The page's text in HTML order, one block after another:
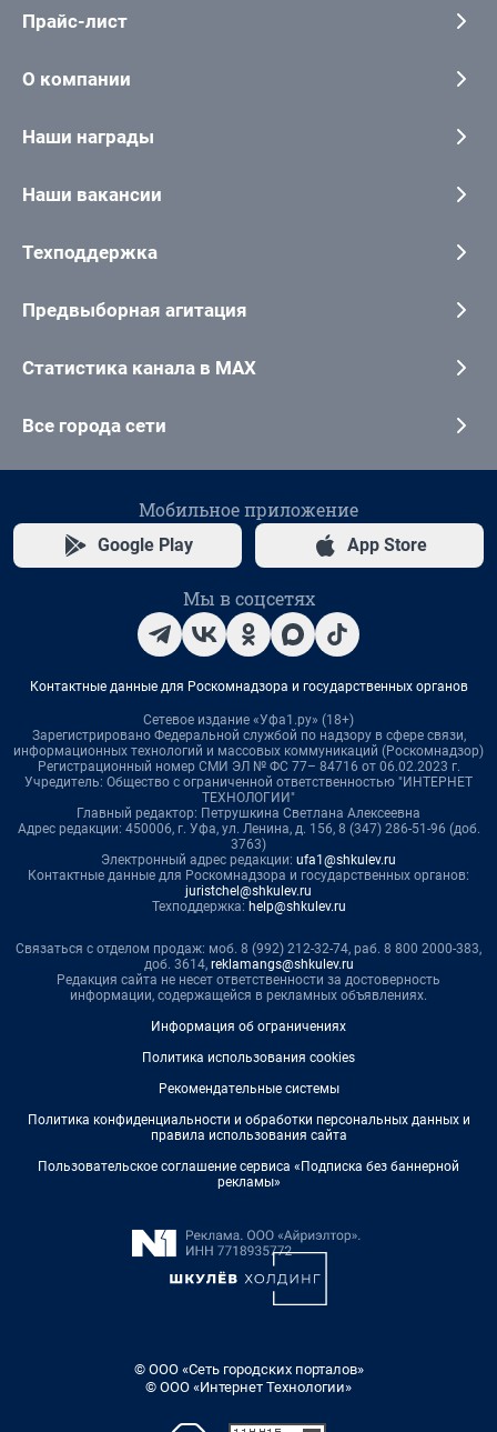
Прайс-лист
О компании
Наши награды
Наши вакансии
Техподдержка
Предвыборная агитация
Статистика канала в MAX
Все города сети
Мобильное приложение
Google Play App Store
Мы в соцсетях
Контактные данные для Роскомнадзора и государственных органов
Сетевое издание «Уфа1.ру» (18+)
Зарегистрировано Федеральной службой по надзору в сфере связи,
информационных технологий и массовых коммуникаций (Роскомнадзор)
Регистрационный номер СМИ ЭЛ № ФС 77– 84716 от 06.02.2023 г.
Учредитель: Общество с ограниченной ответственностью "ИНТЕРНЕТ
ТЕХНОЛОГИИ"
Главный редактор: Петрушкина Светлана Алексеевна
Адрес редакции: 450006, г. Уфа, ул. Ленина, д. 156, 8 (347) 286-51-96 (доб.
3763)
Электронный адрес редакции: ufa1@shkulev.ru
Контактные данные для Роскомнадзора и государственных органов:
juristchel@shkulev.ru
Техподдержка: help@shkulev.ru
Связаться с отделом продаж: моб. 8 (992) 212-32-74, раб. 8 800 2000-383,
доб. 3614, reklamangs@shkulev.ru
Редакция сайта не несет ответственности за достоверность
информации, содержащейся в рекламных объявлениях.
Информация об ограничениях
Политика использования cookies
Рекомендательные системы
Политика конфиденциальности и обработки персональных данных и
правила использования сайта
Пользовательское соглашение сервиса «Подписка без баннерной
рекламы»
© ООО «Сеть городских порталов»
© ООО «Интернет Технологии»